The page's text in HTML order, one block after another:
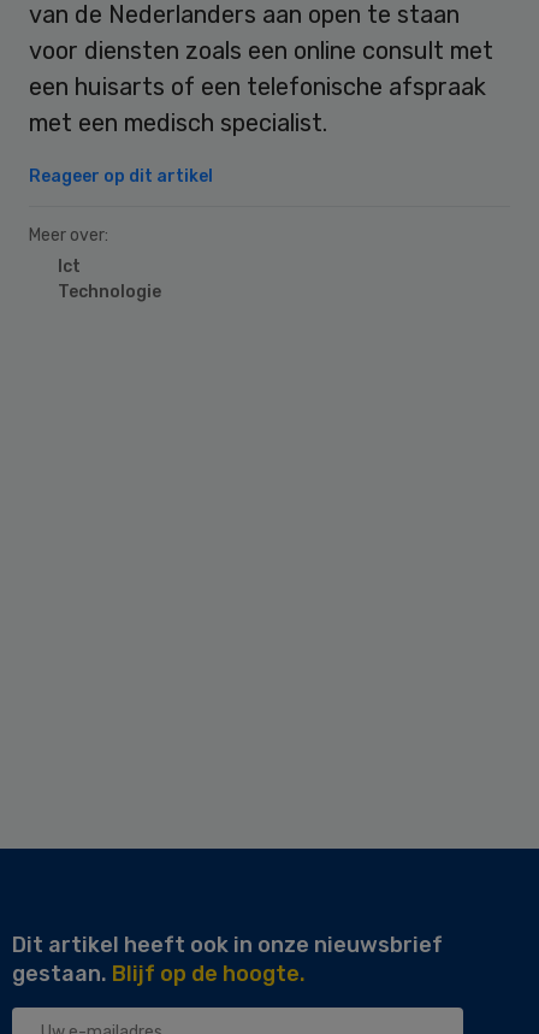
van de Nederlanders aan open te staan
voor diensten zoals een online consult met
een huisarts of een telefonische afspraak
met een medisch specialist.
Reageer op dit artikel
Meer over:
Ict
Technologie
Dit artikel heeft ook in onze nieuwsbrief
gestaan. Blijf op de hoogte.
Uw